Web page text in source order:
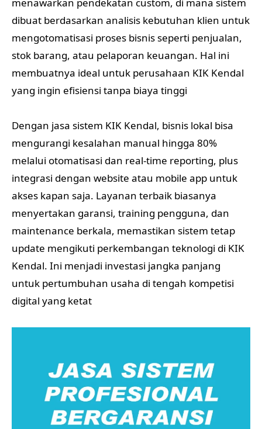
menawarkan pendekatan custom, di mana sistem
dibuat berdasarkan analisis kebutuhan klien untuk
mengotomatisasi proses bisnis seperti penjualan,
stok barang, atau pelaporan keuangan. Hal ini
membuatnya ideal untuk perusahaan KIK Kendal
yang ingin efisiensi tanpa biaya tinggi
Dengan jasa sistem KIK Kendal, bisnis lokal bisa
mengurangi kesalahan manual hingga 80%
melalui otomatisasi dan real-time reporting, plus
integrasi dengan website atau mobile app untuk
akses kapan saja. Layanan terbaik biasanya
menyertakan garansi, training pengguna, dan
maintenance berkala, memastikan sistem tetap
update mengikuti perkembangan teknologi di KIK
Kendal. Ini menjadi investasi jangka panjang
untuk pertumbuhan usaha di tengah kompetisi
digital yang ketat